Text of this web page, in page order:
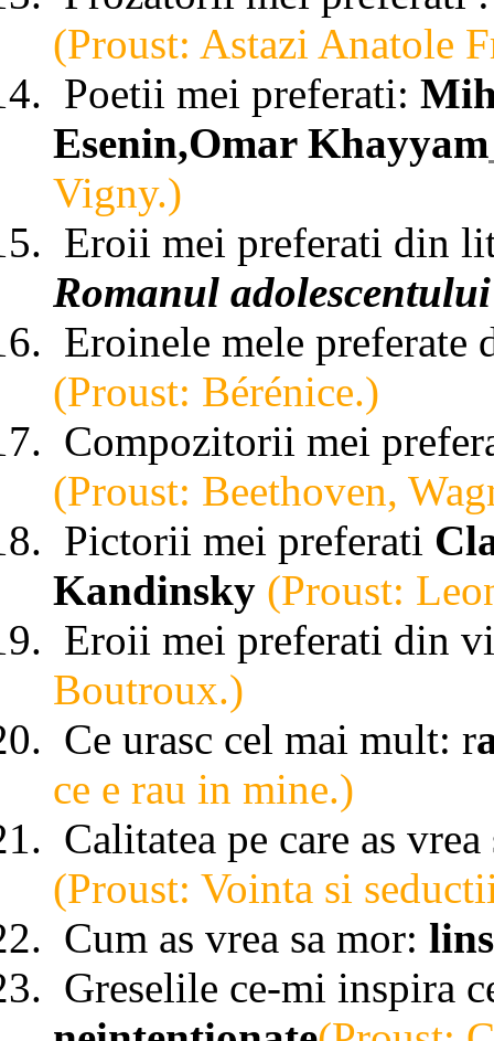
(Proust: Astazi Anatole
Poetii mei preferati:
Esenin,Omar Khayyam
Vigny.)
Eroii mei preferati din
Romanul
Eroinele mele
(Proust: Bérénice.)
Compozitorii mei
(Proust: Beethoven,
Pictorii mei preferati
Kandinsky (Proust:
Eroii mei preferati din
Boutroux.)
Ce urasc cel mai mult: r
ce e rau in mine.)
Calitatea pe care as
(Proust: Vointa si
Cum as vrea sa mor:
Greselile ce-mi inspira